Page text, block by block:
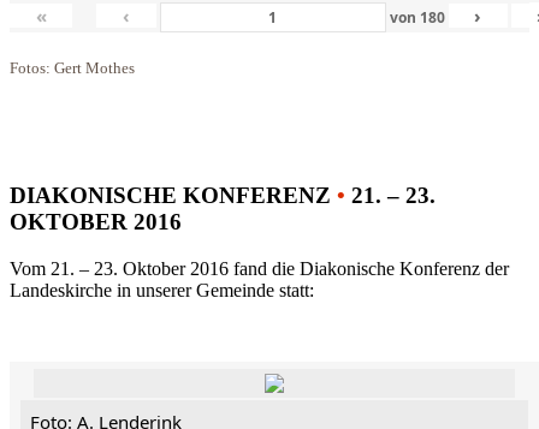
« ‹ von 180 ›
Fotos: Gert Mothes
DIAKONISCHE KONFERENZ • 21. – 23.
OKTOBER 2016
Vom 21. – 23. Oktober 2016 fand die Diakonische Konferenz der
Landeskirche in unserer Gemeinde statt:
Foto: A. Lenderink